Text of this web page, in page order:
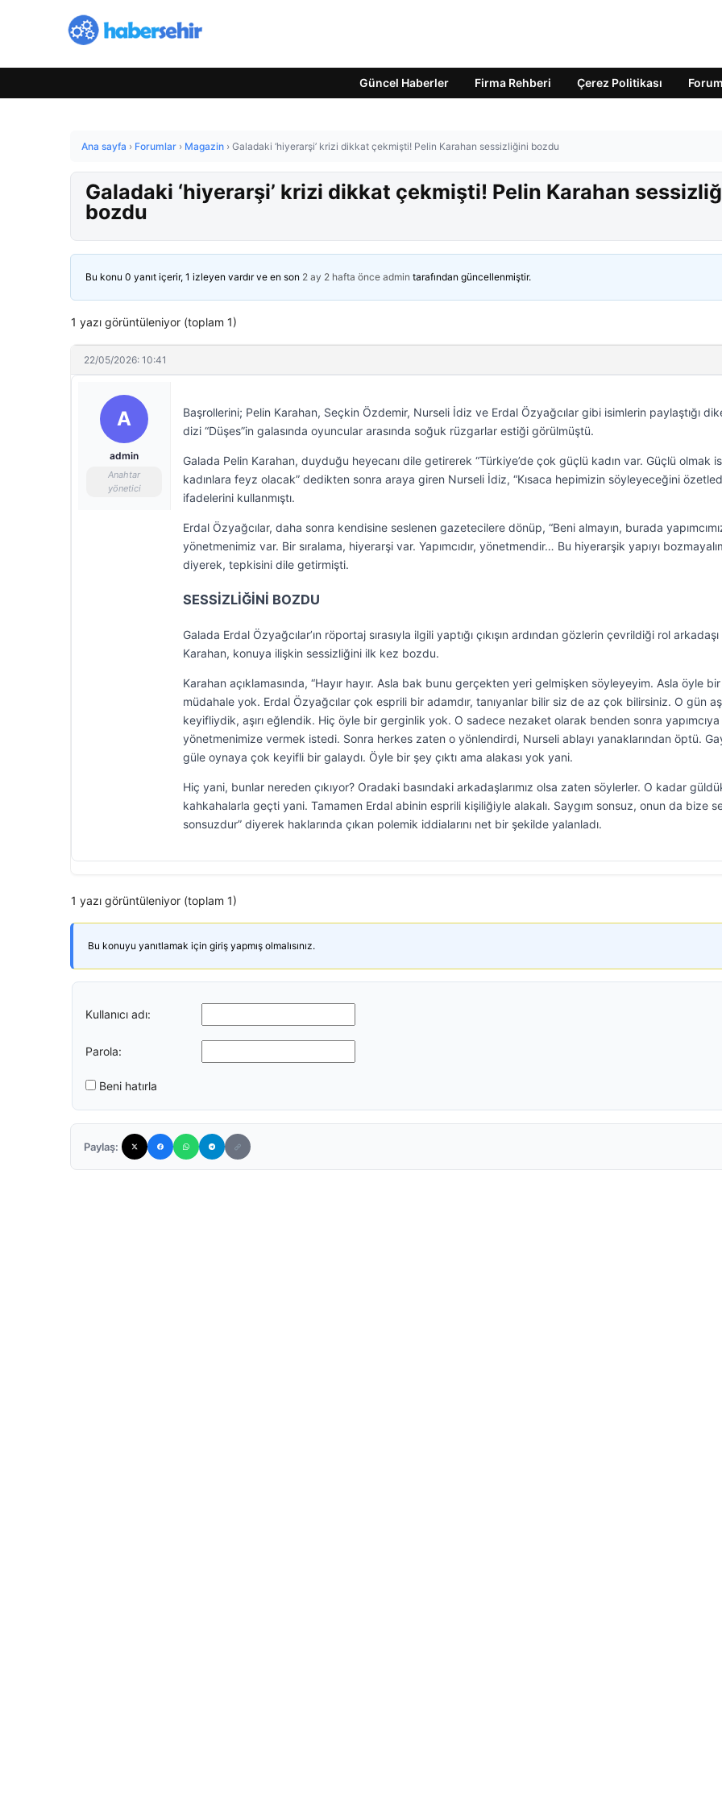
Güncel Haberler Firma Rehberi Çerez Politikası Forum
Ana sayfa › Forumlar › Magazin › Galadaki ‘hiyerarşi’ krizi dikkat çekmişti! Pelin Karahan sessizliğini bozdu
Galadaki ‘hiyerarşi’ krizi dikkat çekmişti! Pelin Karahan
bozdu
Bu konu 0 yanıt içerir, 1 izleyen vardır ve en son 2 ay 2 hafta önce admin tarafından güncellenmiştir.
1 yazı görüntüleniyor (toplam 1)
22/05/2026: 10:41
A
admin
Anahtar
yönetici
Başrollerini; Pelin Karahan, Seçkin Özdemir, Nurseli İdiz ve Erdal Özyağcılar gibi isimlerin paylaştığı
dizi “Düşes”in galasında oyuncular arasında soğuk rüzgarlar estiği görülmüştü.
Galada Pelin Karahan, duyduğu heyecanı dile getirerek “Türkiye’de çok güçlü kadın var. Güçlü olmak
kadınlara feyz olacak” dedikten sonra araya giren Nurseli İdiz, “Kısaca hepimizin söyleyeceğini
ifadelerini kullanmıştı.
Erdal Özyağcılar, daha sonra kendisine seslenen gazetecilere dönüp, “Beni almayın, burada
yönetmenimiz var. Bir sıralama, hiyerarşi var. Yapımcıdır, yönetmendir… Bu hiyerarşik yapıyı
diyerek, tepkisini dile getirmişti.
SESSİZLİĞİNİ BOZDU
Galada Erdal Özyağcılar’ın röportaj sırasıyla ilgili yaptığı çıkışın ardından gözlerin çevrildiği rol arkadaşı
Karahan, konuya ilişkin sessizliğini ilk kez bozdu.
Karahan açıklamasında, “Hayır hayır. Asla bak bunu gerçekten yeri gelmişken söyleyeyim. Asla öyle bir
müdahale yok. Erdal Özyağcılar çok esprili bir adamdır, tanıyanlar bilir siz de az çok bilirsiniz. O gün
keyifliydik, aşırı eğlendik. Hiç öyle bir gerginlik yok. O sadece nezaket olarak benden sonra
yönetmenimize vermek istedi. Sonra herkes zaten o yönlendirdi, Nurseli ablayı yanaklarından öptü.
güle oynaya çok keyifli bir galaydı. Öyle bir şey çıktı ama alakası yok yani.
Hiç yani, bunlar nereden çıkıyor? Oradaki basındaki arkadaşlarımız olsa zaten söylerler. O kadar
kahkahalarla geçti yani. Tamamen Erdal abinin esprili kişiliğiyle alakalı. Saygım sonsuz, onun da bize
sonsuzdur” diyerek haklarında çıkan polemik iddialarını net bir şekilde yalanladı.
1 yazı görüntüleniyor (toplam 1)
Bu konuyu yanıtlamak için giriş yapmış olmalısınız.
Kullanıcı adı:
Parola:
Beni hatırla
Paylaş: